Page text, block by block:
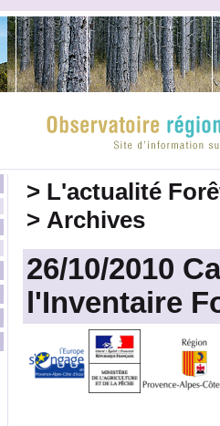
> L'actualité
> Archives
26/10/2010
l'Inventaire